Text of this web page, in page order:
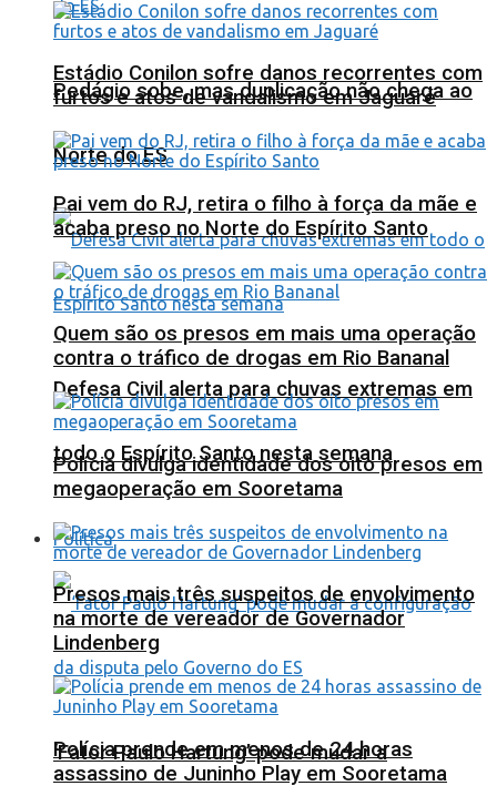
Pedágio sobe, mas duplicação não chega ao
Norte do ES
Defesa Civil alerta para chuvas extremas em
todo o Espírito Santo nesta semana
Política
‘Fator Paulo Hartung’ pode mudar a
Estádio Conilon sofre danos recorrentes com
furtos e atos de vandalismo em Jaguaré
Pai vem do RJ, retira o filho à força da mãe e
acaba preso no Norte do Espírito Santo
Quem são os presos em mais uma operação
contra o tráfico de drogas em Rio Bananal
Polícia divulga identidade dos oito presos em
megaoperação em Sooretama
Presos mais três suspeitos de envolvimento
na morte de vereador de Governador
Lindenberg
Polícia prende em menos de 24 horas
assassino de Juninho Play em Sooretama